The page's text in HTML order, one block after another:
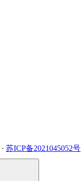
· 苏ICP备2021045052号